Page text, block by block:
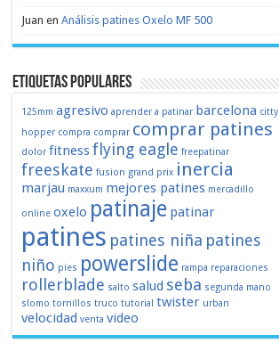
Juan en Análisis patines Oxelo MF 500
Etiquetas populares
125mm agresivo aprender a patinar barcelona citty
hopper compra comprar comprar patines
dolor fitnessflying eagle freepatinar
freeskate fusion grand prix inercia
marjau maxxum mejores patines mercadillo
online oxelo patinaje patinar
patines patines niña patines
niño pies powerslide rampa reparaciones
rollerblade salto salud seba segunda mano
slomo tornillos truco tutorial twister urban
velocidad venta video